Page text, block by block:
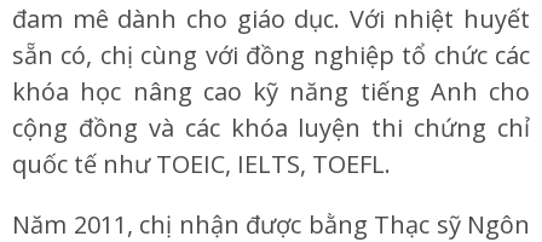
đam mê dành cho giáo dục. Với nhiệt huyết
sẵn có, chị cùng với đồng nghiệp tổ chức các
khóa học nâng cao kỹ năng tiếng Anh cho
cộng đồng và các khóa luyện thi chứng chỉ
quốc tế như TOEIC, IELTS, TOEFL.
Năm 2011, chị nhận được bằng Thạc sỹ Ngôn